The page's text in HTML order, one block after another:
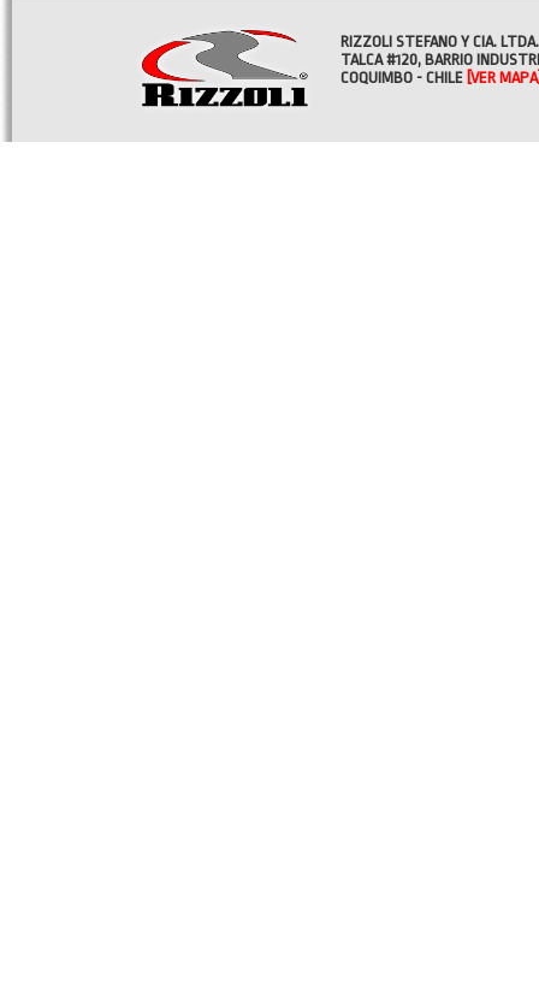
RIZZOLI STEFANO Y CIA. LTDA.
TALCA #120, BARRIO
COQUIMBO - CHILE [VER